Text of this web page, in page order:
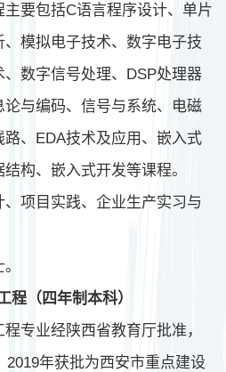
要包括C语言程序设计、单片
模拟电子技术、数字电子技
数字信号处理、DSP处理器
与编码、信号与系统、电磁
、EDA技术及应用、嵌入式
构、嵌入式开发等课程。
项目实践、企业生产实习与
程（四年制本科）
专业经陕西省教育厅批准，
2019年获批为西安市重点建设